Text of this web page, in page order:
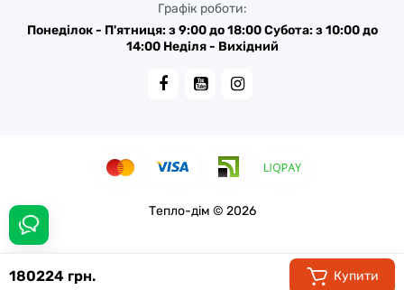
180224 грн. Купити
Графік роботи:
Понеділок - П'ятниця: з 9:00 до 18:00 Субота: з 10:00 до
14:00 Неділя - Вихідний
Тепло-дім © 2026